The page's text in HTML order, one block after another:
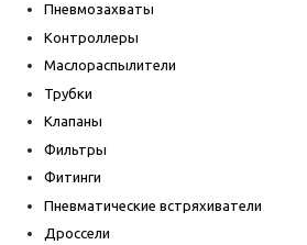
Пневмозахваты
Контроллеры
Маслораспылители
Трубки
Клапаны
Фильтры
Фитинги
Пневматические встряхиватели
Дроссели